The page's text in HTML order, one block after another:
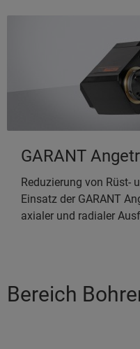
GARANT
Reduzierung von Rüst-
Einsatz der GARANT
axialer und radialer
Bereich